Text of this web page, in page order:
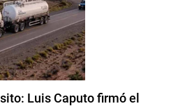
Luis Caputo firmó el